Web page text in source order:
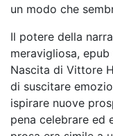
un modo che
Il potere della
meravigliosa,
Nascita di Vittore
di suscitare
ispirare nuove
pena celebrare ed